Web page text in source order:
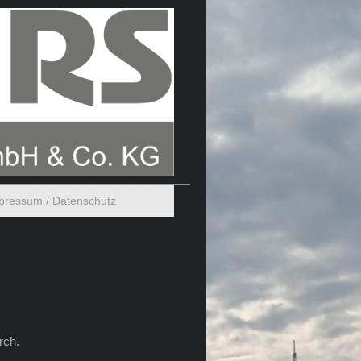
/ Datenschutz